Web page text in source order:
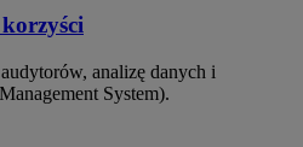
analizę danych i
System).